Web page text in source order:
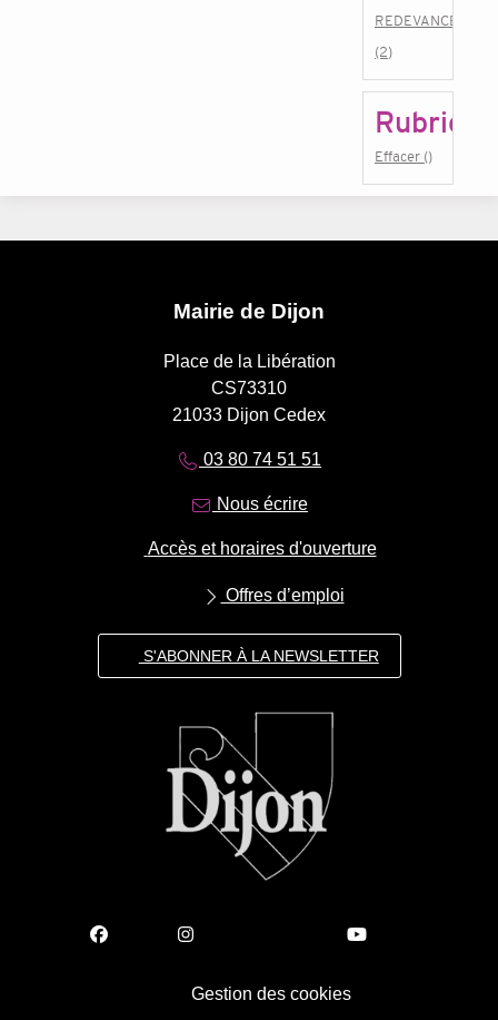
REDEVANCES
(2)
Rubrique
Effacer ()
Mairie de Dijon
Place de la Libération
CS73310
21033 Dijon Cedex
03 80 74 51 51
Nous écrire
Accès et horaires d'ouverture
Offres d’emploi
S'ABONNER À LA NEWSLETTER
Gestion des cookies